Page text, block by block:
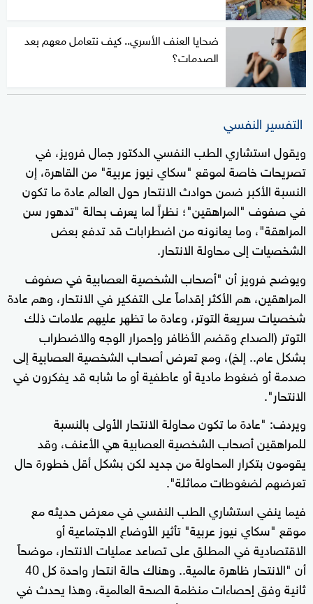
ضحايا العنف الأسري.. كيف نتعامل معهم بعد
الصدمات؟
التفسير النفسي
ويقول استشاري الطب النفسي الدكتور جمال فرويز، في
تصريحات خاصة لموقع "سكاي نيوز عربية" من القاهرة، إن
النسبة الأكبر ضمن حوادث الانتحار حول العالم عادة ما تكون
في صفوف "المراهقين"؛ نظراً لما يعرف بحالة "تدهور سن
المراهقة"، وما يعانونه من اضطرابات قد تدفع بعض
الشخصيات إلى محاولة الانتحار.
ويوضح فرويز أن "أصحاب الشخصية العصابية في صفوف
المراهقين، هم الأكثر إقداماً على التفكير في الانتحار، وهم عادة
شخصيات سريعة التوتر، وعادة ما تظهر عليهم علامات ذلك
التوتر (الصداع وقضم الأظافر وإحمرار الوجه والاضطراب
بشكل عام.. إلخ)، ومع تعرض أصحاب الشخصية العصابية إلى
صدمة أو ضغوط مادية أو عاطفية أو ما شابه قد يفكرون في
الانتحار".
ويردف: "عادة ما تكون محاولة الانتحار الأولى بالنسبة
للمراهقين أصحاب الشخصية العصابية هي الأعنف، وقد
يقومون بتكرار المحاولة من جديد لكن بشكل أقل خطورة حال
تعرضهم لضغوطات مماثلة".
فيما ينفي استشاري الطب النفسي في معرض حديثه مع
موقع "سكاي نيوز عربية" تأثير الأوضاع الاجتماعية أو
الاقتصادية في المطلق على تصاعد عمليات الانتحار، موضحاً
أن "الانتحار ظاهرة عالمية.. وهناك حالة انتحار واحدة كل 40
ثانية وفق إحصاءات منظمة الصحة العالمية، وهذا يحدث في